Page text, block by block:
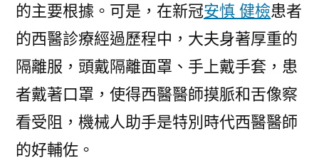
的主要根據。可是，在新冠安慎 健檢患者
的西醫診療經過歷程中，大夫身著厚重的
隔離服，頭戴隔離面罩、手上戴手套，患
者戴著口罩，使得西醫醫師摸脈和舌像察
看受阻，機械人助手是特別時代西醫醫師
的好輔佐。